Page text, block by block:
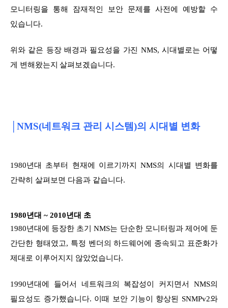
모니터링을 통해 잠재적인 보안 문제를 사전에 예방할 수
있습니다.
위와 같은 등장 배경과 필요성을 가진 NMS, 시대별로는 어떻
게 변해왔는지 살펴보겠습니다.
│NMS(네트워크 관리 시스템)의 시대별 변화
1980년대 초부터 현재에 이르기까지 NMS의 시대별 변화를
간략히 살펴보면 다음과 같습니다.
1980년대 ~ 2010년대 초
1980년대에 등장한 초기 NMS는 단순한 모니터링과 제어에 둔
간단한 형태였고, 특정 벤더의 하드웨어에 종속되고 표준화가
제대로 이루어지지 않았었습니다.
1990년대에 들어서 네트워크의 복잡성이 커지면서 NMS의
필요성도 증가했습니다. 이때 보안 기능이 향상된 SNMPv2와